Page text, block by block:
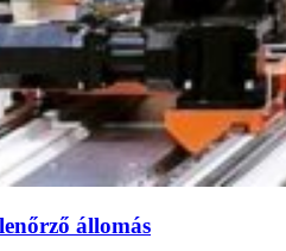
állomás